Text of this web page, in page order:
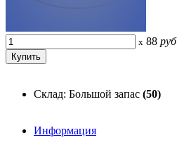
x 88 руб
Склад: Большой запас (50)
Информация